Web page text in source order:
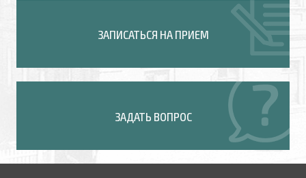
ЗАПИСАТЬСЯ НА ПРИЕМ
ЗАДАТЬ ВОПРОС